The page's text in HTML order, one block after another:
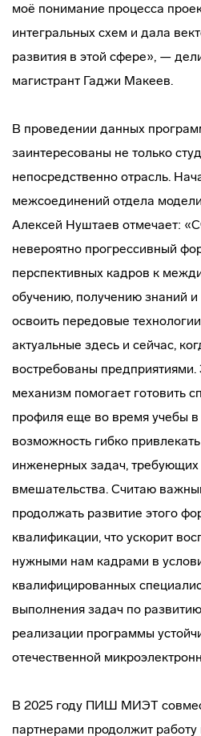
моё понимание процесса
интегральных схем и дала
развития в этой сфере», —
магистрант Гаджи Макеев.
В проведении данных
заинтересованы не только
непосредственно отрасль.
межсоединений отдела
Алексей Нуштаев отмечает:
невероятно прогрессивный
перспективных кадров к
обучению, получению знаний
освоить передовые
актуальные здесь и сейчас,
востребованы предприятиями.
механизм помогает готовить
профиля еще во время учебы в
возможность гибко
инженерных задач, требующих
вмешательства. Считаю
продолжать развитие этого
квалификации, что ускорит
нужными нам кадрами в
квалифицированных
выполнения задач по
реализации программы
отечественной
В 2025 году ПИШ МИЭТ
партнерами продолжит